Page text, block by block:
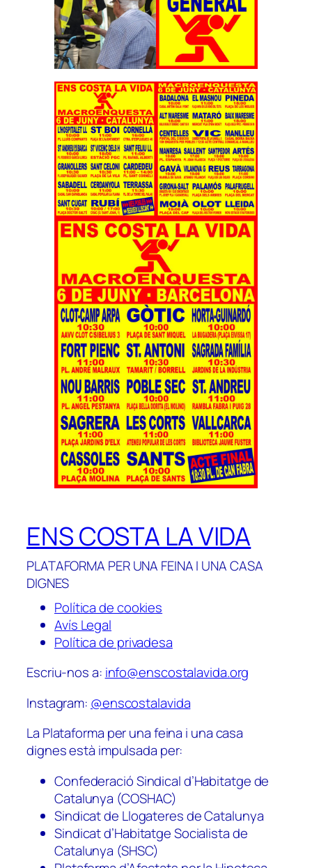
ENS COSTA LA VIDA
PLATAFORMA PER UNA FEINA I UNA CASA
DIGNES
Política de cookies
Avís Legal
Política de privadesa
Escriu-nos a: info@enscostalavida.org
Instagram: @enscostalavida
La Plataforma per una feina i una casa
dignes està impulsada per:
Confederació Sindical d’Habitatge de
Catalunya (COSHAC)
Sindicat de Llogateres de Catalunya
Sindicat d’Habitatge Socialista de
Catalunya (SHSC)